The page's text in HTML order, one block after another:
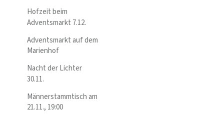
Hofzeit beim
Adventsmarkt 7.12.
Adventsmarkt auf dem
Marienhof
Nacht der Lichter
30.11.
Männerstammtisch am
21.11., 19:00